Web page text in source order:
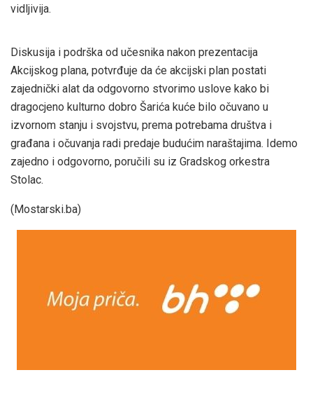
vidljivija.
Diskusija i podrška od učesnika nakon prezentacija
Akcijskog plana, potvrđuje da će akcijski plan postati
zajednički alat da odgovorno stvorimo uslove kako bi
dragocjeno kulturno dobro Šarića kuće bilo očuvano u
izvornom stanju i svojstvu, prema potrebama društva i
građana i očuvanja radi predaje budućim naraštajima. Idemo
zajedno i odgovorno, poručili su iz Gradskog orkestra
Stolac.
(Mostarski.ba)